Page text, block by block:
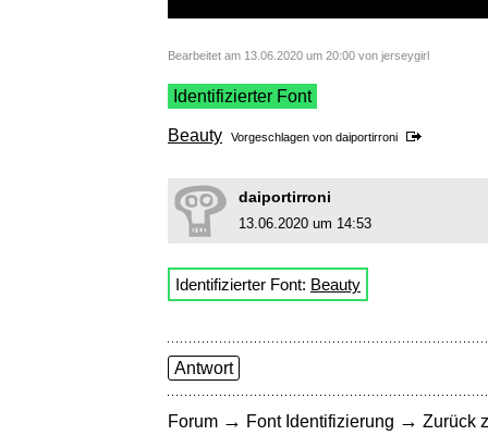
Bearbeitet am 13.06.2020 um 20:00 von jerseygirl
Identifizierter Font
Beauty Vorgeschlagen von daiportirroni
daiportirroni
13.06.2020 um 14:53
Identifizierter Font: Beauty
Antwort
Forum → Font Identifizierung → Zurück